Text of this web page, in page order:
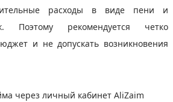
расходы в виде пени и
Поэтому рекомендуется четко
и не допускать возникновения
через личный кабинет AliZaim